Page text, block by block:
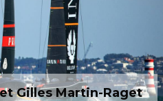
Gilles Martin-Raget